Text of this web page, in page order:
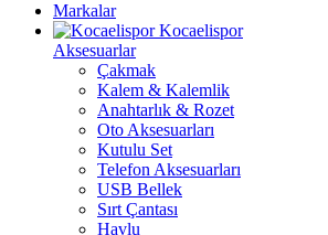
Markalar
Kocaelispor
Aksesuarlar
Çakmak
Kalem & Kalemlik
Anahtarlık & Rozet
Oto Aksesuarları
Kutulu Set
Telefon Aksesuarları
USB Bellek
Sırt Çantası
Havlu